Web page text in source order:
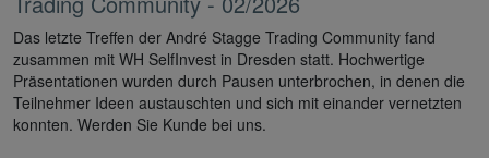
Das letzte Treffen der André Stagge Trading Community fand
zusammen mit WH SelfInvest in Dresden statt. Hochwertige
Präsentationen wurden durch Pausen unterbrochen, in denen die
Teilnehmer Ideen austauschten und sich mit einander vernetzten
konnten. Werden Sie Kunde bei uns.